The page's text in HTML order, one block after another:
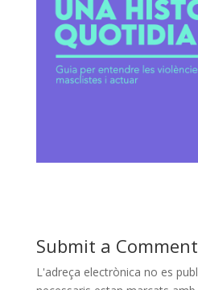
Submit a Comment
L'adreça electrònica no es